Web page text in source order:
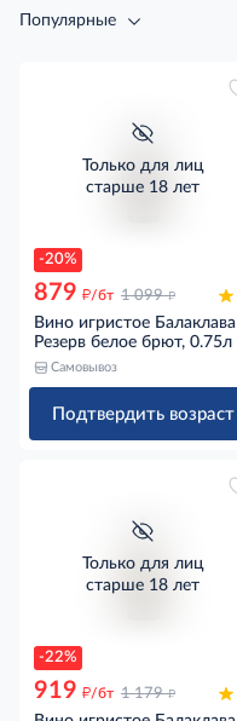
Популярные
-20%
Только для лиц
старше 18 лет
879 д/бт 1 099 д
Вино игристое Балаклава
Резерв белое брют, 0.75л
Самовывоз
Подтвердить возраст
-22%
Только для лиц
старше 18 лет
919 д/бт 1 179 д